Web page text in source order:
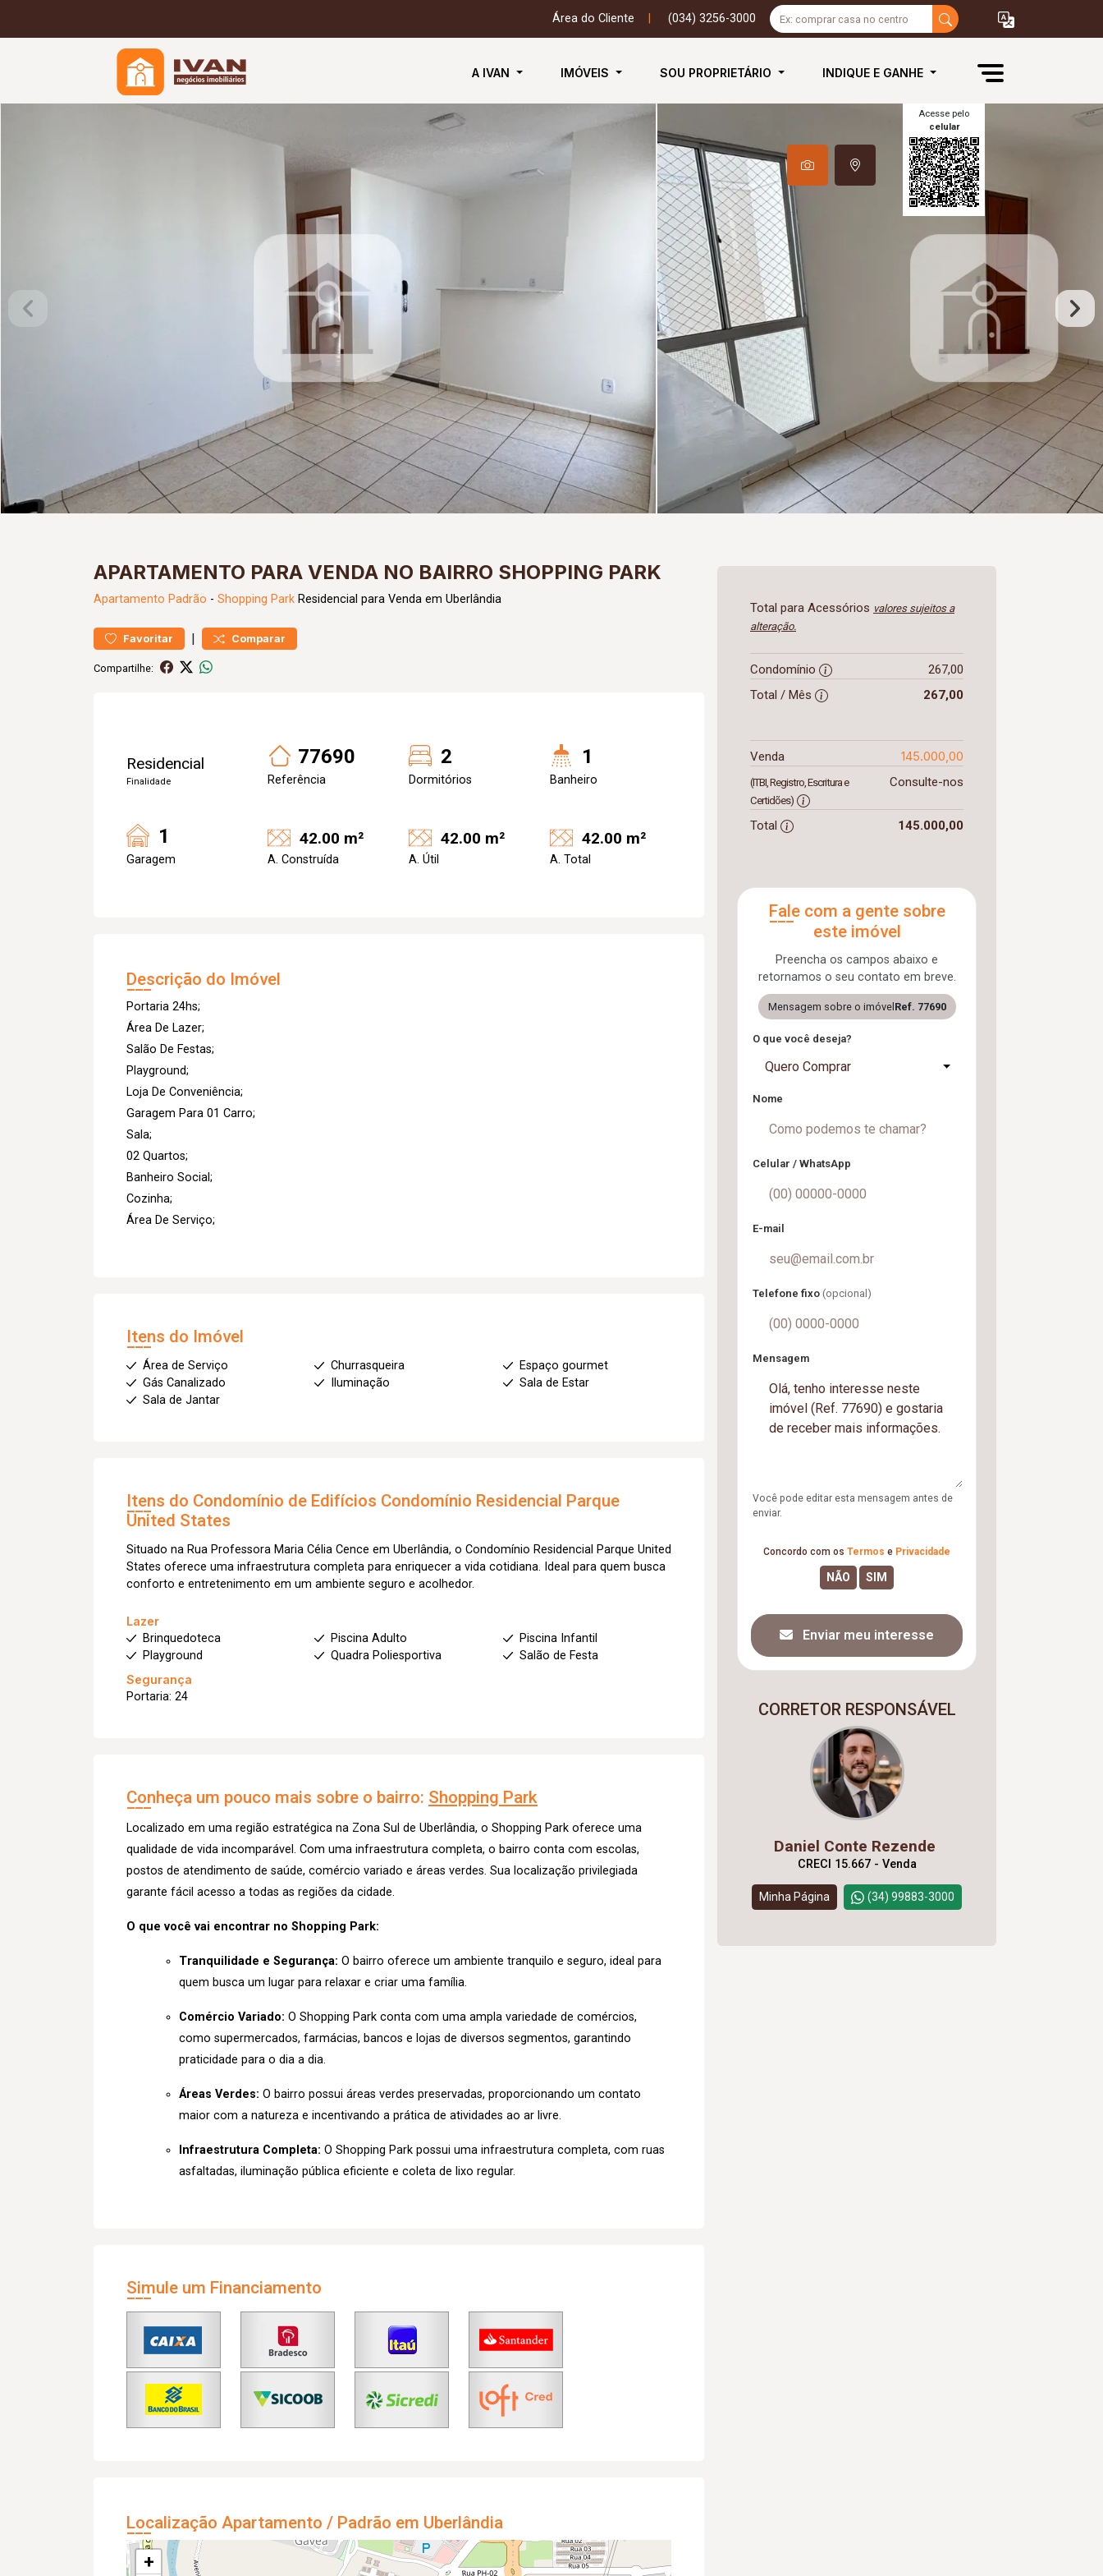
Área do Cliente (034) 3256-3000
A IVAN IMÓVEIS SOU PROPRIETÁRIO INDIQUE E GANHE
Acesse pelo
celular
APARTAMENTO PARA VENDA NO BAIRRO SHOPPING PARK
Apartamento Padrão - Shopping Park Residencial para Venda em Uberlândia
Favoritar | Comparar
Compartilhe:
Residencial
Finalidade
77690
Referência
2
Dormitórios
1
Banheiro
1
Garagem
42.00 m²
A. Construída
42.00 m²
A. Útil
42.00 m²
A. Total
Descrição do Imóvel
Portaria 24hs;
Área De Lazer;
Salão De Festas;
Playground;
Loja De Conveniência;
Garagem Para 01 Carro;
Sala;
02 Quartos;
Banheiro Social;
Cozinha;
Área De Serviço;
Itens do Imóvel
Área de Serviço Churrasqueira
Espaço gourmet
Gás Canalizado
Iluminação
Sala de Estar
Sala de Jantar
Itens do Condomínio de Edifícios Condomínio Residencial Parque
United States
Situado na Rua Professora Maria Célia Cence em Uberlândia, o Condomínio Residencial Parque United
States oferece uma infraestrutura completa para enriquecer a vida cotidiana. Ideal para quem busca
conforto e entretenimento em um ambiente seguro e acolhedor.
Lazer
Brinquedoteca
Piscina Adulto
Piscina Infantil
Playground
Quadra Poliesportiva
Salão de Festa
Segurança
Portaria: 24
Conheça um pouco mais sobre o bairro: Shopping Park
Localizado em uma região estratégica na Zona Sul de Uberlândia, o Shopping Park oferece uma
qualidade de vida incomparável. Com uma infraestrutura completa, o bairro conta com escolas,
postos de atendimento de saúde, comércio variado e áreas verdes. Sua localização privilegiada
garante fácil acesso a todas as regiões da cidade.
O que você vai encontrar no Shopping Park:
Tranquilidade e Segurança: O bairro oferece um ambiente tranquilo e seguro, ideal para
quem busca um lugar para relaxar e criar uma família.
Comércio Variado: O Shopping Park conta com uma ampla variedade de comércios,
como supermercados, farmácias, bancos e lojas de diversos segmentos, garantindo
praticidade para o dia a dia.
Áreas Verdes: O bairro possui áreas verdes preservadas, proporcionando um contato
maior com a natureza e incentivando a prática de atividades ao ar livre.
Infraestrutura Completa: O Shopping Park possui uma infraestrutura completa, com ruas
asfaltadas, iluminação pública eficiente e coleta de lixo regular.
Simule um Financiamento
Localização Apartamento / Padrão em Uberlândia
+
Total para Acessórios valores sujeitos a
alteração.
Condomínio
267,00
Total / Mês
267,00
Venda 145.000,00
(ITBI, Registro, Escritura e
Certidões)
Consulte-nos
Total 145.000,00
Fale com a gente sobre
este imóvel
Preencha os campos abaixo e
retornamos o seu contato em breve.
Mensagem sobre o imóvel Ref. 77690
O que você deseja?
Quero Comprar
Nome
Celular / WhatsApp
E-mail
Telefone fixo (opcional)
Mensagem
Você pode editar esta mensagem antes de
enviar.
Concordo com os Termos e Privacidade
Enviar meu interesse
CORRETOR RESPONSÁVEL
Daniel Conte Rezende
CRECI 15.667 - Venda
Minha Página (34) 99883-3000